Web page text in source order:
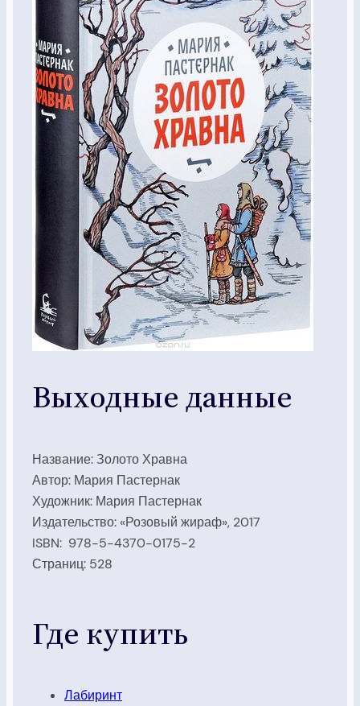
Выходные данные
Название: Золото Хравна
Автор: Мария Пастернак
Художник: Мария Пастернак
Издательство: «Розовый жираф», 2017
ISBN: 978-5-4370-0175-2
Страниц: 528
Где купить
Лабиринт